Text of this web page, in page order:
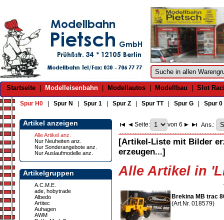
Startseite Modelleisenbahn Modellautos Modellbau Slot
Spur H0 Spur N Spur 1 Spur Z Spur TT| Spur G Spur 0
Artikel anzeigen
Alle Artikel anz.
Nur Neuheiten anz.
Nur Sonderangebote anz.
Nur Auslaufmodelle anz.
Artikelgruppen
A.C.M.E.
ade, hobytrade
Albedo
Artitec
Auhagen
AWM
Seite: von 6 Ans.:
[Artikel-Liste mit Bilder
erzeugen...]
Alle Artikel in
Brekina MB trac
(Art.Nr. 018579)